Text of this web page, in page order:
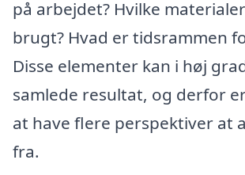
på arbejdet? Hvilke
brugt? Hvad er tidsrammen
Disse elementer kan i høj
samlede resultat, og derfor
at have flere perspektiver at
fra.